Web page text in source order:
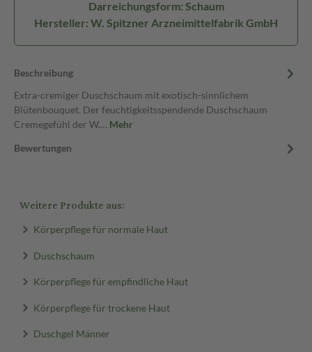
Darreichungsform: Schaum
Hersteller: W. Spitzner Arzneimittelfabrik GmbH
Beschreibung
Extra-cremiger Duschschaum mit exotisch-sinnlichem
Blütenbouquet. Der feuchtigkeitsspendende Duschschaum
Cremegefühl der W.… Mehr
Bewertungen
Weitere Produkte aus:
Körperpflege für normale Haut
Duschschaum
Körperpflege für empfindliche Haut
Körperpflege für trockene Haut
Duschgel Männer